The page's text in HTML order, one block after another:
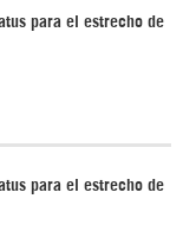
para el estrecho de
para el estrecho de